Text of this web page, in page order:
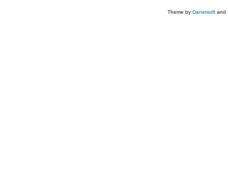
Theme by Danetsoft and